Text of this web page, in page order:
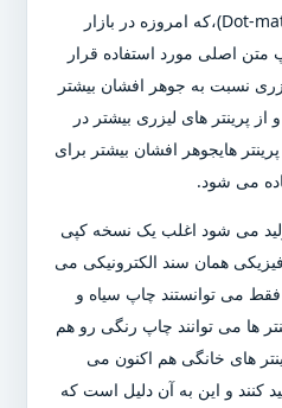
پرینتر های ماتریس نقطه ای (Dot-matrix)،که امروزه در بازار
متن اصلی مورد استفاده قرار
نسبت به جوهر افشان بیشتر
از پرینتر های لیزری بیشتر در
هایجوهر افشان بیشتر برای
می شود.
می شود اغلب یک نسخه کپی
همان سند الکترونیکی می
فقط می توانستند چاپ سیاه و
ها می توانند چاپ رنگی رو هم
های خانگی هم اکنون می
کنند و این به آن دلیل است که